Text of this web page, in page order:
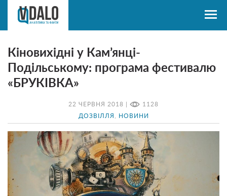
22 ЧЕРВНЯ 2018 | 1128
ДОЗВІЛЛЯ НОВИНИ
Кіновихідні у Кам’янці-
Подільському: програма фестивалю
«БРУКІВКА»